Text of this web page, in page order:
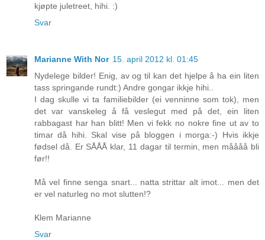
kjøpte juletreet, hihi. :)
Svar
Marianne With Nor 15. april 2012 kl. 01:45
Nydelege bilder! Enig, av og til kan det hjelpe å ha ein liten
tass springande rundt:) Andre gongar ikkje hihi..
I dag skulle vi ta familiebilder (ei venninne som tok), men
det var vanskeleg å få veslegut med på det, ein liten
rabbagast har han blitt! Men vi fekk no nokre fine ut av to
timar då hihi. Skal vise på bloggen i morga:-) Hvis ikkje
fødsel då. Er SÅÅÅ klar, 11 dagar til termin, men måååå bli
før!!
Må vel finne senga snart... natta strittar alt imot... men det
er vel naturleg no mot slutten!?
Klem Marianne
Svar